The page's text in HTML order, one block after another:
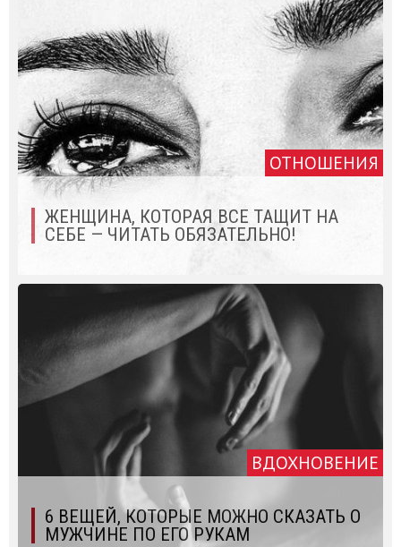
ОТНОШЕНИЯ
ЖЕНЩИНА, КОТОРАЯ ВСЕ ТАЩИТ НА
СЕБЕ — ЧИТАТЬ ОБЯЗАТЕЛЬНО!
ВДОХНОВЕНИЕ
6 ВЕЩЕЙ, КОТОРЫЕ МОЖНО СКАЗАТЬ О
МУЖЧИНЕ ПО ЕГО РУКАМ